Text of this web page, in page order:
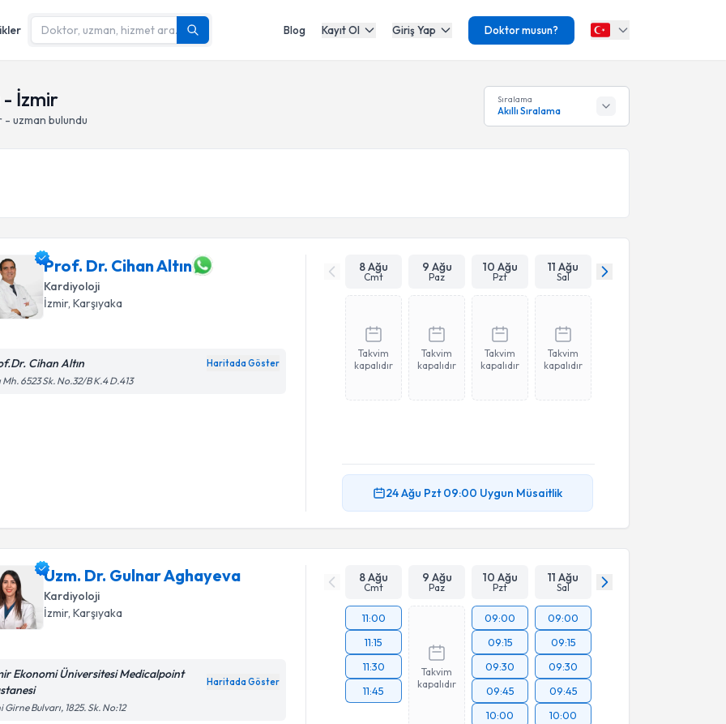
Blog Kayıt Ol Giriş Yap Doktor musun?
- İzmir
uzman bulundu
Sıralama
Akıllı Sıralama
Prof. Dr. Cihan Altın
Kardiyoloji
İzmir, Karşıyaka
Cihan Altın Haritada Göster
Mh. 6523 Sk. No.32/B K.4 D.413
8 Ağu
Cmt
9 Ağu
Paz
10 Ağu
Pzt
11 Ağu
Sal
Takvim
kapalıdır
Takvim
kapalıdır
Takvim
kapalıdır
Takvim
kapalıdır
24 Ağu Pzt 09:00 Uygun Müsaitlik
Uzm. Dr. Gulnar Aghayeva
Kardiyoloji
İzmir, Karşıyaka
Ekonomi Üniversitesi Medicalpoint
Haritada Göster
Girne Bulvarı, 1825. Sk. No:12
8 Ağu
Cmt
9 Ağu
Paz
10 Ağu
Pzt
11 Ağu
Sal
11:00
11:15
11:30
11:45
Takvim
kapalıdır
09:00
09:15
09:30
09:45
10:00
09:00
09:15
09:30
09:45
10:00